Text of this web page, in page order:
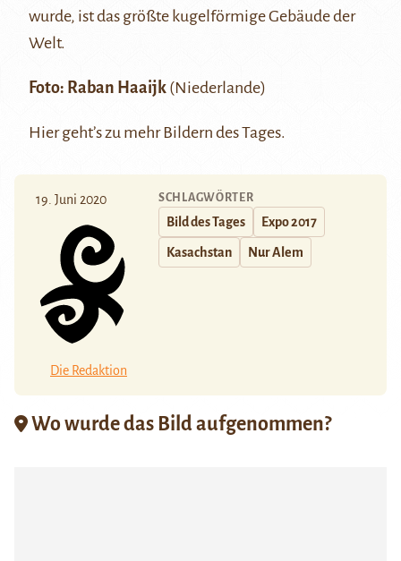
wurde, ist das größte kugelförmige Gebäude der
Welt.
Foto: Raban Haaijk (Niederlande)
Hiergeht’s zu mehr Bildern des Tages.
19. Juni 2020
Die Redaktion
SCHLAGWÖRTER
Bild des Tages Expo 2017
Kasachstan Nur Alem
Wo wurde das Bild aufgenommen?